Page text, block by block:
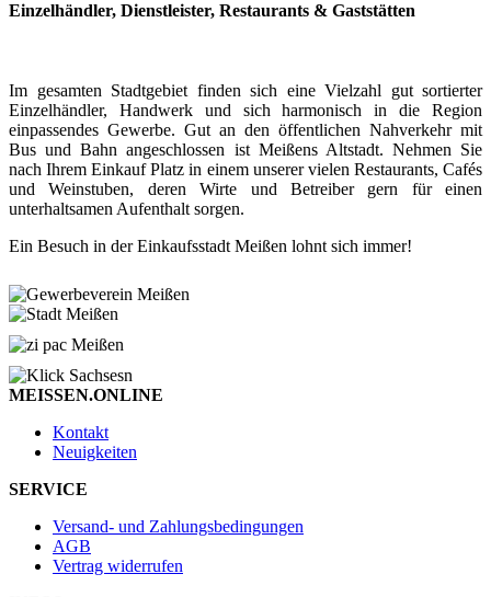
Einzelhändler, Dienstleister, Restaurants & Gaststätten
Im gesamten Stadtgebiet finden sich eine Vielzahl gut sortierter
Einzelhändler, Handwerk und sich harmonisch in die Region
einpassendes Gewerbe. Gut an den öffentlichen Nahverkehr mit
Bus und Bahn angeschlossen ist Meißens Altstadt. Nehmen Sie
nach Ihrem Einkauf Platz in einem unserer vielen Restaurants, Cafés
und Weinstuben, deren Wirte und Betreiber gern für einen
unterhaltsamen Aufenthalt sorgen.
Ein Besuch in der Einkaufsstadt Meißen lohnt sich immer!
MEISSEN.ONLINE
Kontakt
Neuigkeiten
SERVICE
Versand- und Zahlungsbedingungen
AGB
Vertrag widerrufen